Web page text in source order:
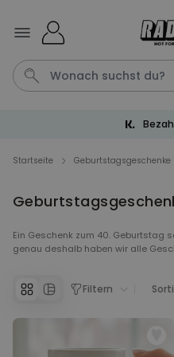
Spritz Glas mit
16,99 €
Maritim mit
34,99 €
Trusted
Startseite Geburtstagsgeschenke
Ein Geschenk zum 40. Geburtstag
genau deshalb haben wir alle
Filtern